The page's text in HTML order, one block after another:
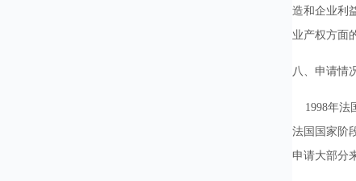
造和企业利
业产权方面
八、申请情
1998年法
法国国家阶
申请大部分